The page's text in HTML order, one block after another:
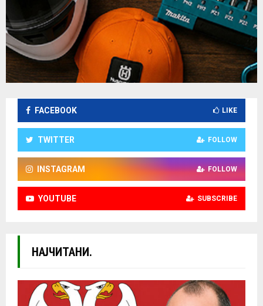
FACEBOOK LIKE
TWITTER FOLLOW
INSTAGRAM FOLLOW
YOUTUBE SUBSCRIBE
НАЈЧИТАНИ.